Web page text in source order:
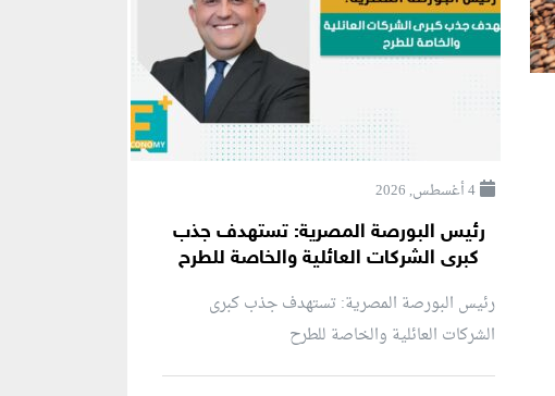
4 أغسطس, 2026
رئيس البورصة المصرية: تستهدف جذب
كبرى الشركات العائلية والخاصة للطرح
رئيس البورصة المصرية: تستهدف جذب كبرى
الشركات العائلية والخاصة للطرح